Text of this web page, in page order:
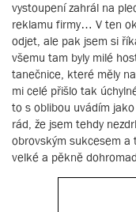
vystoupení zahrál na
reklamu firmy… V ten
odjet, ale pak jsem si
všemu tam byly milé
tanečnice, které měly
mi celé přišlo tak
to s oblibou uvádím
rád, že jsem tehdy
obrovským sukcesem a
velké a pěkně